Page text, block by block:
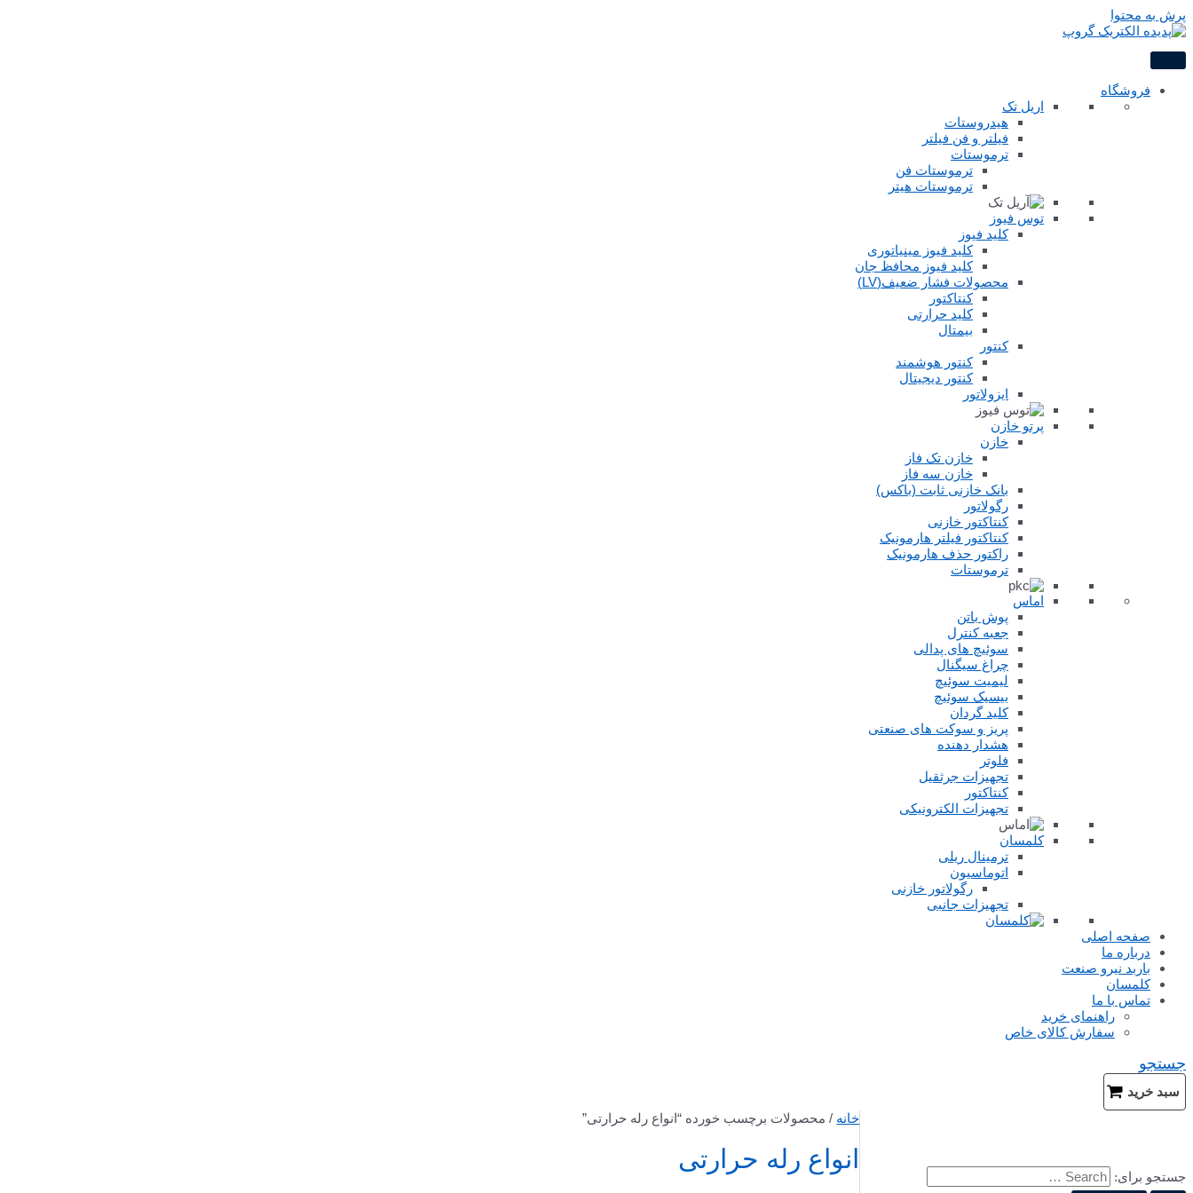
پرش به محتوا
فروشگاه
اریل تک
هیدروستات
فیلتر و فن فیلتر
ترموستات
ترموستات فن
ترموستات هیتر
توس فیوز
کلید فیوز
کلید فیوز مینیاتوری
کلید فیوز محافظ جان
محصولات فشار ضعیف(LV)
کنتاکتور
کلید حرارتی
بیمتال
کنتور
کنتور هوشمند
کنتور دیجیتال
ایزولاتور
پرتو خازن
خازن
خازن تک فاز
خازن سه فاز
بانک خازنی ثابت (باکس)
رگولاتور
کنتاکتور خازنی
کنتاکتور فیلتر هارمونیک
راکتور حذف هارمونیک
ترموستات
اماس
پوش باتن
جعبه کنترل
سوئیچ های پدالی
چراغ سیگنال
لیمیت سوئیچ
بیسیک سوئیچ
کلید گردان
پریز و سوکت های صنعتی
هشدار دهنده
فلوتر
تجهیزات جرثقیل
کنتاکتور
تجهیزات الکترونیکی
کلمسان
ترمینال ریلی
اتوماسیون
رگولاتور خازنی
تجهیزات جانبی
صفحه اصلی
درباره ما
باربد نیرو صنعت
کلمسان
تماس با ما
راهنمای خرید
سفارش کالای خاص
جستجو
سبد خرید
جستجو برای:
خانه / محصولات برچسب خورده “انواع رله حرارتی”
انواع رله حرارتی